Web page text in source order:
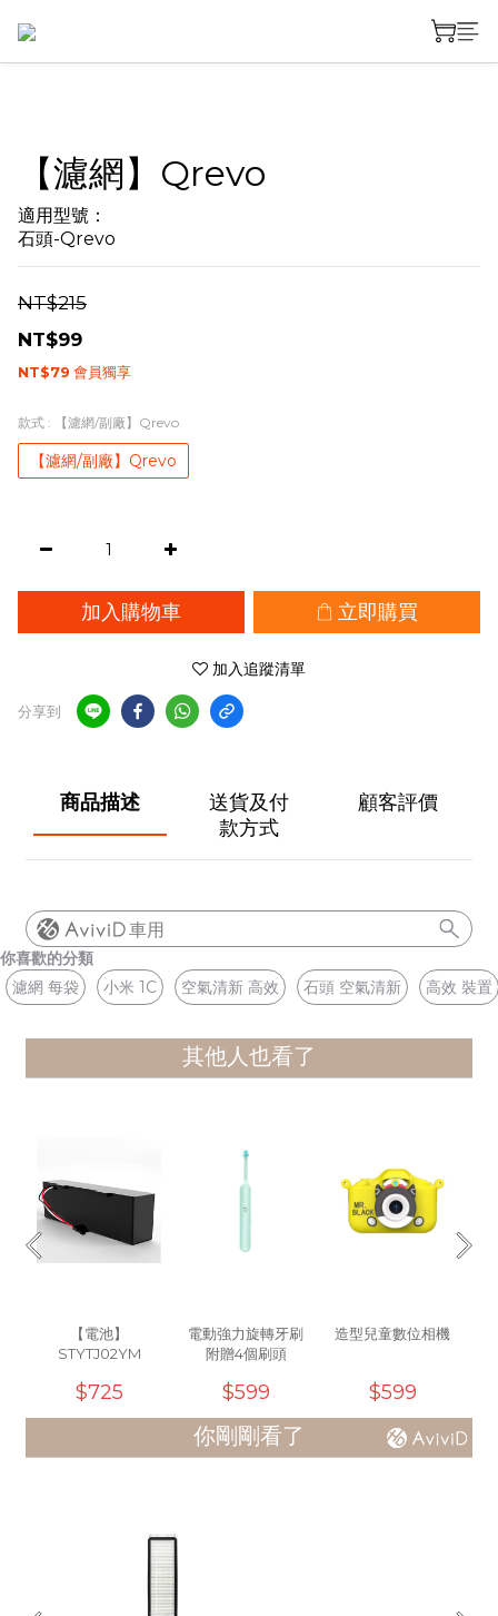
【濾網】Qrevo
適用型號：
石頭-Qrevo
NT$215
NT$99
NT$79 會員獨享
款式 : 【濾網/副廠】Qrevo
【濾網/副廠】Qrevo
加入購物車 立即購買
加入追蹤清單
分享到
商品描述
送貨及付
款方式
顧客評價
車用
你喜歡的分類
濾網 每袋
小米 1C 空氣清新 高效 石頭 空氣清新 高效 裝置
其他人也看了
【電池】
STYTJ02YM
$725
電動強力旋轉牙刷
附贈4個刷頭
$599
造型兒童數位相機
$599
你剛剛看了